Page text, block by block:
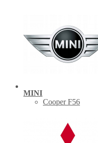
MINI
Cooper F56